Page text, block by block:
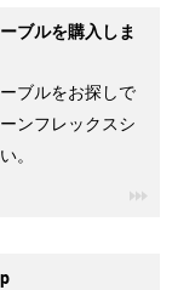
ブルを購入しま
ブルをお探しで
ンフレックスシ
。